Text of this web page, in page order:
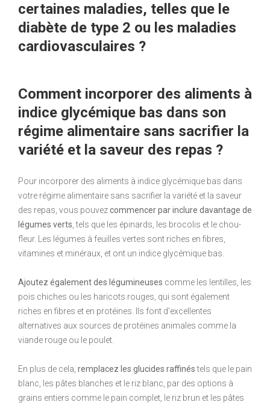
certaines maladies, telles que le
diabète de type 2 ou les maladies
cardiovasculaires ?
Comment incorporer des aliments à
indice glycémique bas dans son
régime alimentaire sans sacrifier la
variété et la saveur des repas ?
Pour incorporer des aliments à indice glycémique bas dans
votre régime alimentaire sans sacrifier la variété et la saveur
des repas, vous pouvezcommencer par inclure davantage de
légumes verts , tels que les épinards, les brocolis et le chou-
fleur. Les légumes à feuilles vertes sont riches en fibres,
vitamines et minéraux, et ont un indice glycémique bas.
Ajoutez également des légumineuses comme les lentilles, les
pois chiches ou les haricots rouges, qui sont également
riches en fibres et en protéines. Ils font d’excellentes
alternatives aux sources de protéines animales comme la
viande rouge ou le poulet.
En plus de cela, remplacez les glucides raffinéstels que le pain
blanc, les pâtes blanches et le riz blanc, par des options à
grains entiers comme le pain complet, le riz brun et les pâtes